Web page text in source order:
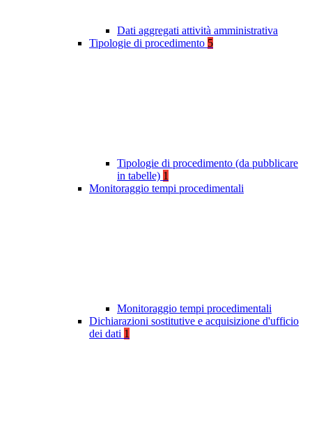
Dati aggregati attività amministrativa
Tipologie di procedimento 5
Tipologie di procedimento (da pubblicare
in tabelle) 1
Monitoraggio tempi procedimentali
Monitoraggio tempi procedimentali
Dichiarazioni sostitutive e acquisizione d'ufficio
dei dati 1